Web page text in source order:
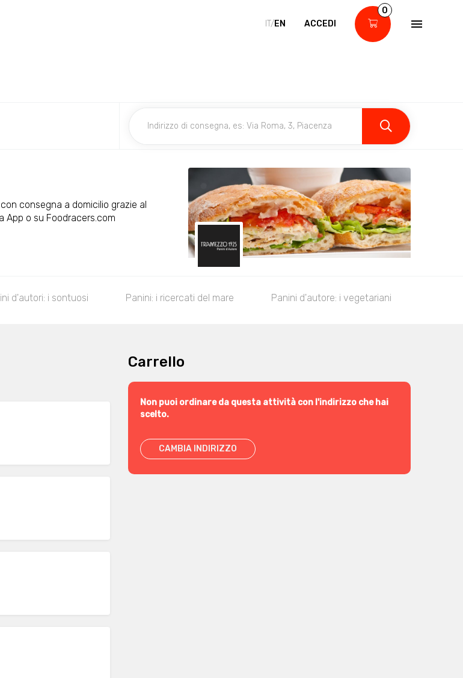
IT/EN ACCEDI
0
consegna a domicilio grazie al
App o su Foodracers.com
d'autori: i sontuosi Panini: i ricercati del mare Panini d'autore: i vegetariani
Carrello
Non puoi ordinare da questa attività con l'indirizzo che hai
scelto.
CAMBIA INDIRIZZO